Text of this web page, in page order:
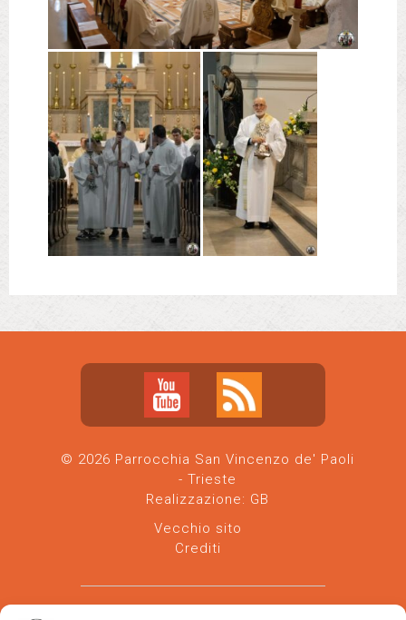
© 2026 Parrocchia San Vincenzo de' Paoli
- Trieste
Realizzazione: GB
Vecchio sito
Crediti